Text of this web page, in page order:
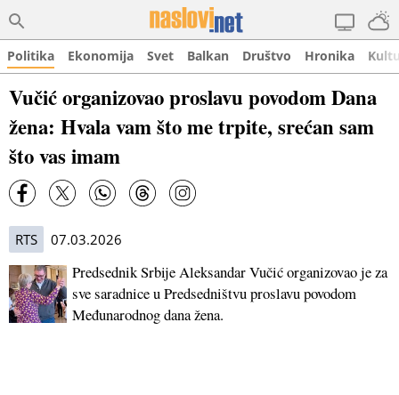
Politika Ekonomija Svet Balkan Društvo Hronika
Vučić organizovao proslavu povodom Dana
žena: Hvala vam što me trpite, srećan sam
što vas imam
RTS 07.03.2026
Predsednik Srbije Aleksandar Vučić organizovao je za
sve saradnice u Predsedništvu proslavu povodom
Međunarodnog dana žena.